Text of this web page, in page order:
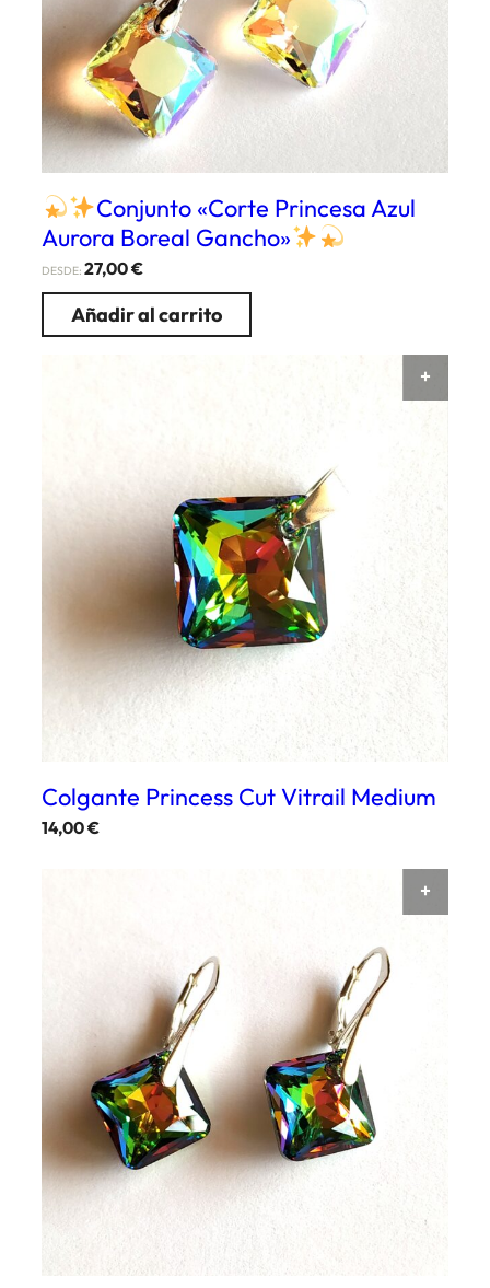
Conjunto «Corte Princesa Azul
Aurora Boreal Gancho»
DESDE: 27,00€
Añadir al carrito
Colgante Princess Cut Vitrail Medium
14,00€